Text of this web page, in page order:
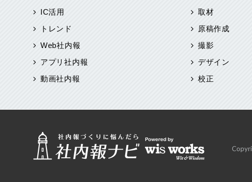
IC活用
トレンド
Web社内報
アプリ社内報
動画社内報
取材
原稿作成
撮影
デザイン
校正